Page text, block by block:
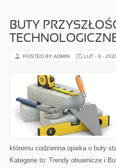
BUTY
POSTED BY ADMIN LUT - 3 -
któremu codzienna opieka o buty
Kategorie to: Trendy obuwnicze i